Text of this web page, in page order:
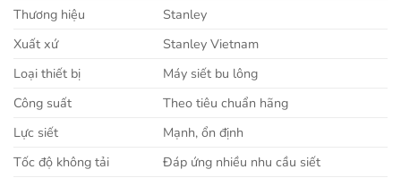
Thương hiệu
Stanley
Xuất xứ
Stanley Vietnam
Loại thiết bị
Máy siết bu lông
Công suất
Theo tiêu chuẩn hãng
Lực siết
Mạnh, ổn định
Tốc độ không tải
Đáp ứng nhiều nhu cầu siết